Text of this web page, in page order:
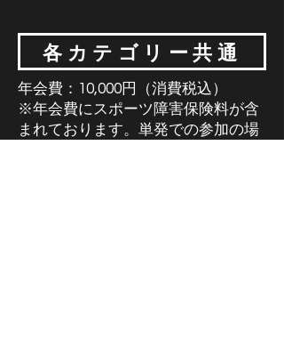
各カテゴリー共通
年会費：10,000円（消費税込）
※年会費にスポーツ障害保険料が含
まれております。単発での参加の場